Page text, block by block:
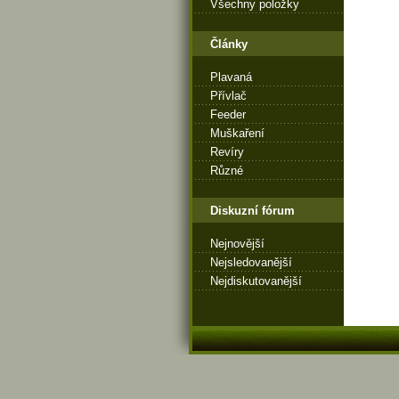
Všechny položky
Články
Plavaná
Přívlač
Feeder
Muškaření
Revíry
Různé
Diskuzní fórum
Nejnovější
Nejsledovanější
Nejdiskutovanější